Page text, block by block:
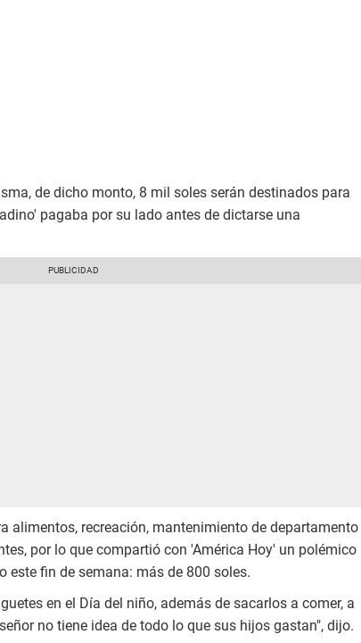
de dicho monto, 8 mil soles serán destinados para
pagaba por su lado antes de dictarse una
alimentos, recreación, mantenimiento de departamento
por lo que compartió con 'América Hoy' un polémico
este fin de semana: más de 800 soles.
en el Día del niño, además de sacarlos a comer, a
no tiene idea de todo lo que sus hijos gastan", dijo.